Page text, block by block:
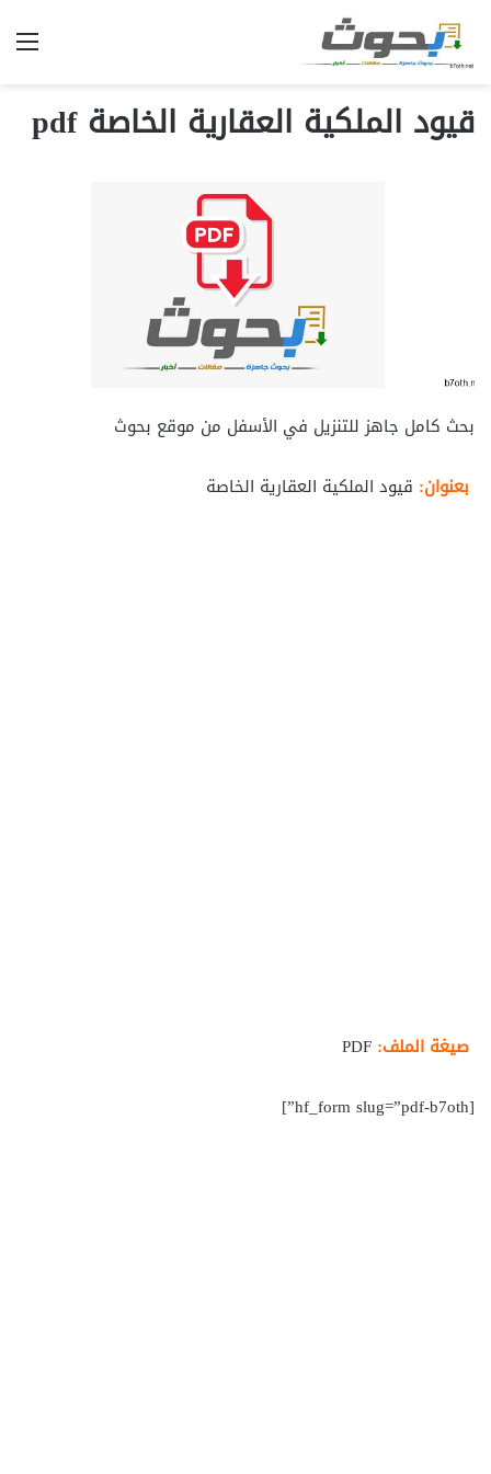
قيود الملكية العقارية الخاصة pdf
بحث كامل جاهز للتنزيل في الأسفل من موقع بحوث
بعنوان: قيود الملكية العقارية الخاصة
صيغة الملف:
[hf_form slug=”pdf-b7oth”]